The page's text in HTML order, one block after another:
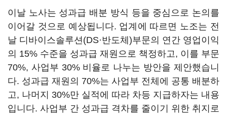
이날 노사는 성과급 배분 방식 등을 중심으로 논의를
이어갈 것으로 예상됩니다. 업계에 따르면 노조는 전
날 디바이스솔루션(DS·반도체)부문의 연간 영업이익
의 15% 수준을 성과급 재원으로 책정하고, 이를 부문
70%, 사업부 30% 비율로 나누는 방안을 제안했습니
다. 성과급 재원의 70%는 사업부 전체에 공통 배분하
고, 나머지 30%만 실적에 따라 차등 지급하자는 내용
입니다. 사업부 간 성과급 격차를 줄이기 위한 취지로